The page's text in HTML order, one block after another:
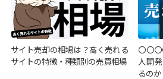
サイト売却の相場は？高く売れる
サイトの特徴・種類別の売買相場
〇〇
人開
るのか